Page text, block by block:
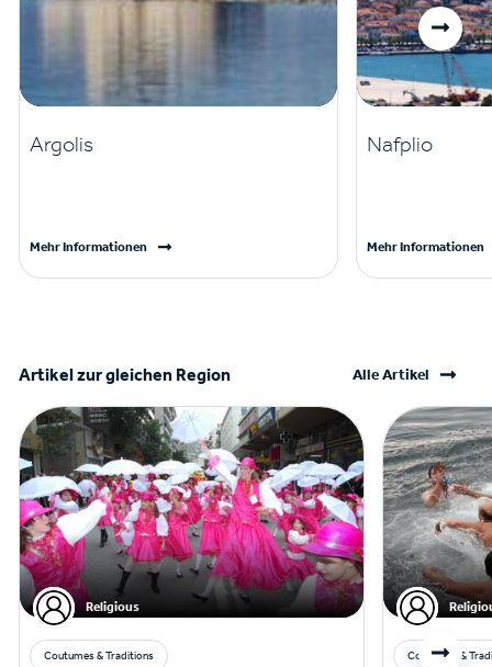
Argolis
Mehr Informationen
Nafplio
Mehr Informationen
Artikel zur gleichen Region Alle Artikel
Religious
Coutumes & Traditions Coutumes &